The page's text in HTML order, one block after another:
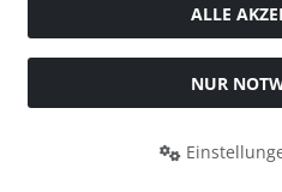
Widerrufsformular
ALLE
NUR